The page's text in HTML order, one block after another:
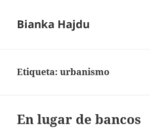
Bianka Hajdu
Etiqueta:urbanismo
En lugar de bancos